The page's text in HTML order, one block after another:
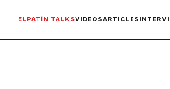
ELPATÍN TALKSVIDEOSARTICLES